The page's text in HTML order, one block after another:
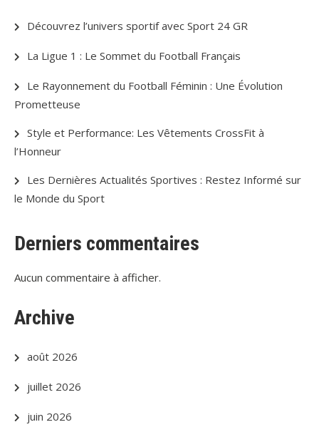
Découvrez l’univers sportif avec Sport 24 GR
La Ligue 1 : Le Sommet du Football Français
Le Rayonnement du Football Féminin : Une Évolution
Prometteuse
Style et Performance: Les Vêtements CrossFit à
l’Honneur
Les Dernières Actualités Sportives : Restez Informé sur
le Monde du Sport
Derniers commentaires
Aucun commentaire à afficher.
Archive
août 2026
juillet 2026
juin 2026